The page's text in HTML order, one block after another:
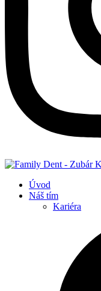
Úvod
Náš tím
Kariéra